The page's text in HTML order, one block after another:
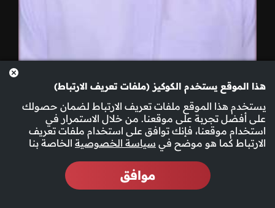
04-12-2025
هذا الموقع يستخدم الكوكيز (ملفات تعريف الارتباط)
يستخدم هذا الموقع ملفات تعريف الارتباط لضمان حصولك
على أفضل تجربة على موقعنا. من خلال الاستمرار في
استخدام موقعنا، فإنك توافق على استخدام ملفات تعريف
الارتباط كما هو موضح في سياسة الخصوصية الخاصة بنا
موافق